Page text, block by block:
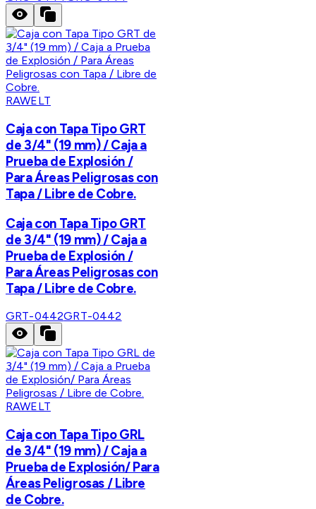
RAWELT
Caja con Tapa Tipo GRT
de 3/4" (19 mm) / Caja a
Prueba de Explosión /
Para Áreas Peligrosas con
Tapa / Libre de Cobre.
Caja con Tapa Tipo GRT
de 3/4" (19 mm) / Caja a
Prueba de Explosión /
Para Áreas Peligrosas con
Tapa / Libre de Cobre.
GRT-0442GRT-0442
RAWELT
Caja con Tapa Tipo GRL
de 3/4" (19 mm) / Caja a
Prueba de Explosión/ Para
Áreas Peligrosas / Libre
de Cobre.